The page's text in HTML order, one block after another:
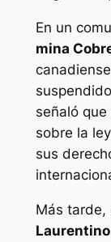
En un
mina
señaló
sobre la
sus
Más tarde,